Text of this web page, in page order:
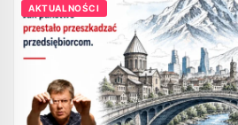
AKTUALNOŚCI